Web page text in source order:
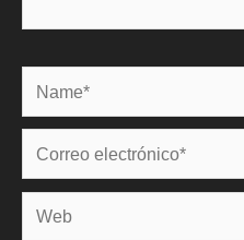
Name*
Correo
electrónico*
Web